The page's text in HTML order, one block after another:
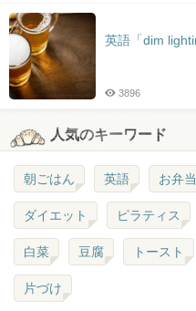
英語「dim
3896
人気のキーワード
朝ごはん 英語 お弁当
ダイエット ピラティス
白菜 豆腐 トースト
片づけ